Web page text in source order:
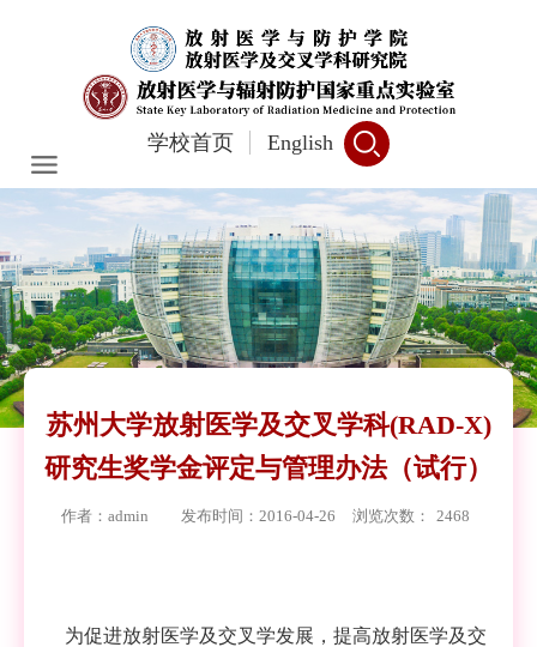
学校首页 English
苏州大学放射医学及交叉学科(RAD-X)
研究生奖学金评定与管理办法（试行）
作者：admin 发布时间：2016-04-26 浏览次数： 2468
为促进放射医学及交叉学发展，提高放射医学及交